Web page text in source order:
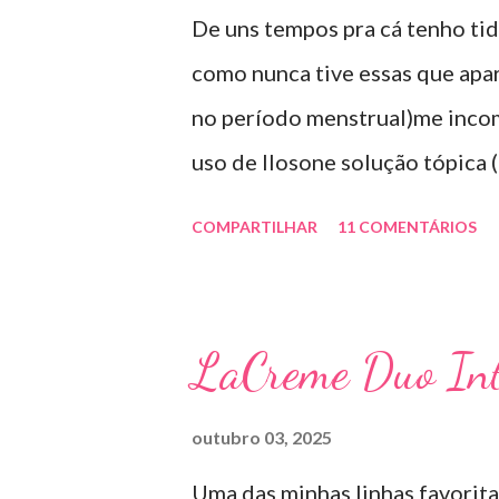
sapato fechado e apertado .
agente antifúngico sintético
De uns tempos pra cá tenho
como nunca tive essas que
no período menstrual)me
uso de Ilosone solução tópica
geralmente uso a noite).
SOLUÇÃO (eritromicina) é
COMPARTILHAR 11 COMENTÁRIOS
LaCreme Duo
outubro 03, 2025
Uma das minhas linhas